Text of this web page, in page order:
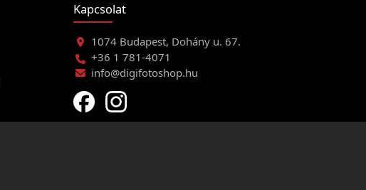
Kapcsolat
1074 Budapest, Dohány u. 67.
+36 1 781-4071
info@digifotoshop.hu